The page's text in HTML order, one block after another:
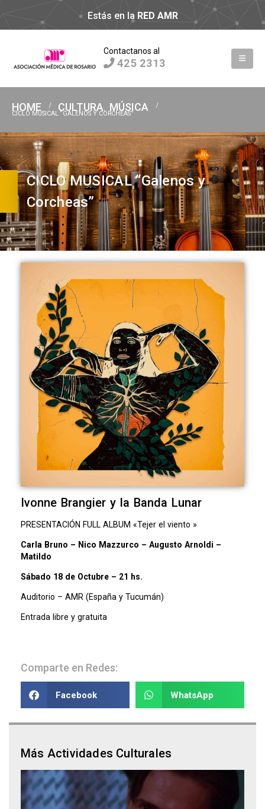
Estás en la RED AMR
Contactanos al
425 2313
HOME CULTURA, MÚSICA
CICLO MUSICAL “GALENOS Y CORCHEAS”
CICLO MUSICAL “Galenos y
Corcheas”
Ivonne Brangier y la Banda Lunar
PRESENTACIÓN FULL ALBUM «Tejer el viento »
Carla Bruno – Nico Mazzurco – Augusto Arnoldi –
Matildo
Sábado 18 de Octubre – 21 hs.
Auditorio – AMR (España y Tucumán)
Entrada libre y gratuita
Comparte en Redes:
Facebook WhatsApp
Más Actividades Culturales